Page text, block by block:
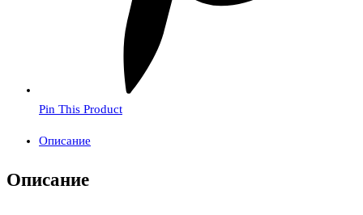
Pin This Product
Описание
Описание